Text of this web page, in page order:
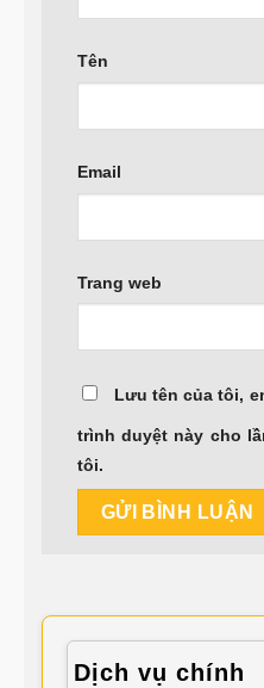
Tên
Email
Trang web
Lưu tên của tôi,
trình duyệt này cho
tôi.
Dịch vụ chính